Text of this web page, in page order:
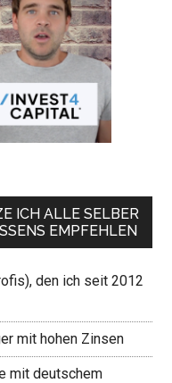
ICH ALLE SELBER
EMPFEHLEN
den ich seit 2012
mit hohen Zinsen
mit deutschem